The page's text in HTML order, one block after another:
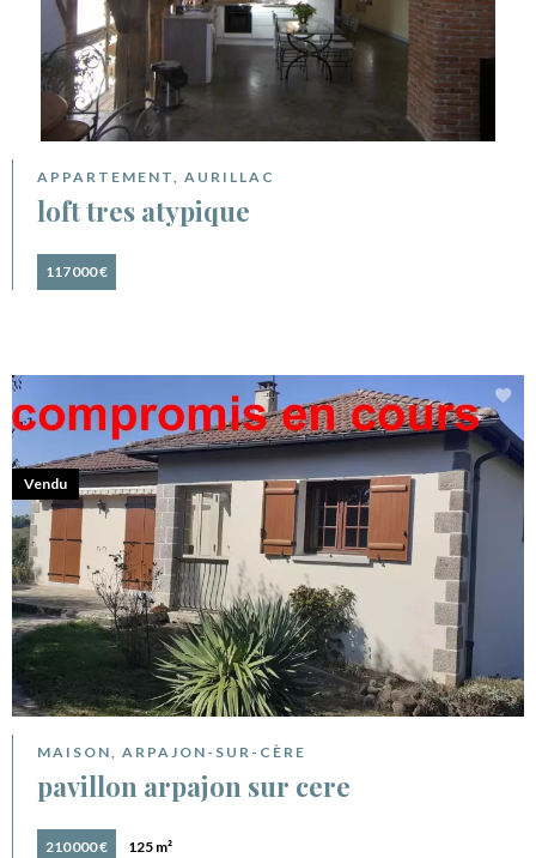
APPARTEMENT, AURILLAC
loft tres atypique
117 000 €
MAISON, ARPAJON-SUR-CÈRE
pavillon arpajon sur cere
210 000 € 125 m²
Vendu